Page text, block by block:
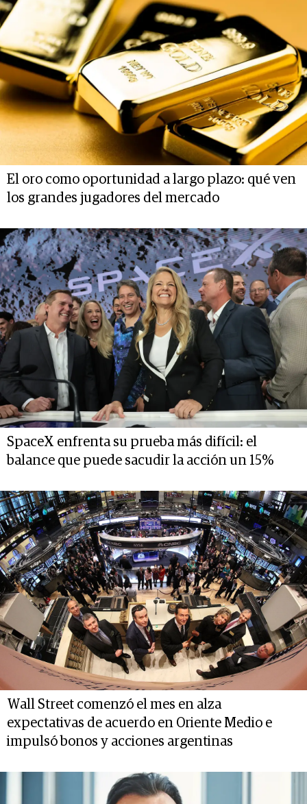
El oro como oportunidad a largo plazo: qué ven
los grandes jugadores del mercado
SpaceX enfrenta su prueba más difícil: el
balance que puede sacudir la acción un 15%
Wall Street comenzó el mes en alza
expectativas de acuerdo en Oriente Medio e
impulsó bonos y acciones argentinas